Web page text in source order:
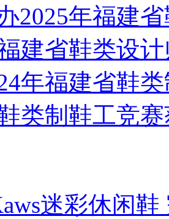
2025年福建
建省鞋类设
年福建省鞋
类制鞋工竞
迷彩休闲